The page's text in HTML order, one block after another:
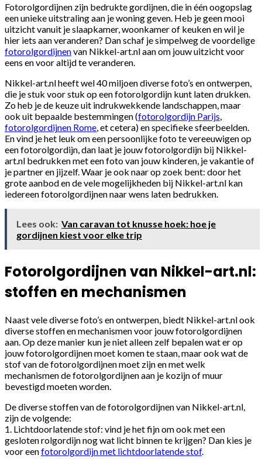
Fotorolgordijnen zijn bedrukte gordijnen, die in één oogopslag
een unieke uitstraling aan je woning geven. Heb je geen mooi
uitzicht vanuit je slaapkamer, woonkamer of keuken en wil je
hier iets aan veranderen? Dan schaf je simpelweg de voordelige
fotorolgordijnenvan Nikkel-art.nl aan om jouw uitzicht voor
eens en voor altijd te veranderen.
Nikkel-art.nl heeft wel 40 miljoen diverse foto’s en ontwerpen,
die je stuk voor stuk op een fotorolgordijn kunt laten drukken.
Zo heb je de keuze uit indrukwekkende landschappen, maar
ook uit bepaalde bestemmingen (fotorolgordijn Parijs,
fotorolgordijnen Rome, et cetera) en specifieke sfeerbeelden.
En vind je het leuk om een persoonlijke foto te vereeuwigen op
een fotorolgordijn, dan laat je jouw fotorolgordijn bij Nikkel-
art.nl bedrukken met een foto van jouw kinderen, je vakantie of
je partner en jijzelf. Waar je ook naar op zoek bent: door het
grote aanbod en de vele mogelijkheden bij Nikkel-art.nl kan
iedereen fotorolgordijnen naar wens laten bedrukken.
Lees ook: Van caravan tot knusse hoek: hoe je
gordijnen kiest voor elke trip
Fotorolgordijnen van Nikkel-art.nl:
stoffen en mechanismen
Naast vele diverse foto’s en ontwerpen, biedt Nikkel-art.nl ook
diverse stoffen en mechanismen voor jouw fotorolgordijnen
aan. Op deze manier kun je niet alleen zelf bepalen wat er op
jouw fotorolgordijnen moet komen te staan, maar ook wat de
stof van de fotorolgordijnen moet zijn en met welk
mechanismen de fotorolgordijnen aan je kozijn of muur
bevestigd moeten worden.
De diverse stoffen van de fotorolgordijnen van Nikkel-art.nl,
zijn de volgende:
1. Lichtdoorlatende stof: vind je het fijn om ook met een
gesloten rolgordijn nog wat licht binnen te krijgen? Dan kies je
voor eenfotorolgordijn met lichtdoorlatende stof.